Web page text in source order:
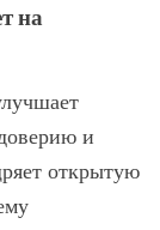
на
и
открытую